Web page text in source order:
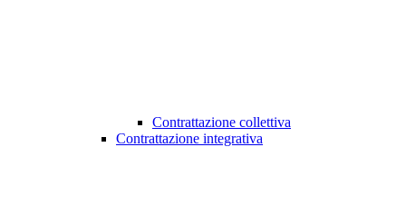
Contrattazione collettiva
Contrattazione integrativa